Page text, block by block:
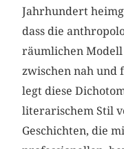
Jahrhundert
dass die
räumlichen Modell
zwischen nah und
legt diese
literarischem Stil
Geschichten, die